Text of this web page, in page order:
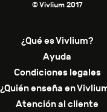
© Vivlium 2017
¿Qué es Vivlium?
Ayuda
Condiciones legales
¿Quién enseña en
Atención al cliente